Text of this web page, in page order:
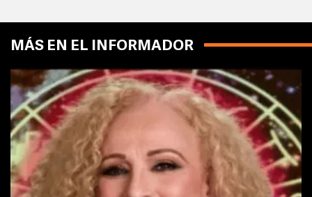
MÁS EN EL INFORMADOR